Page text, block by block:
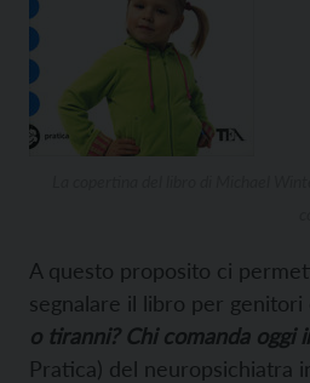
A questo proposito ci
segnalare il libro per genitori
o tiranni? Chi comanda oggi
Pratica) del neuropsichiatra